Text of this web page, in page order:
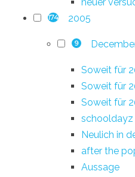
neuer
174 2005
9
Soweit für
Soweit für
Soweit für
schooldayz
Neulich in
after the
Aussage